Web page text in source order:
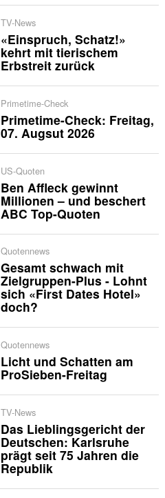
TV-News
«Einspruch, Schatz!»
kehrt mit tierischem
Erbstreit zurück
Primetime-Check
Primetime-Check: Freitag,
07. Augsut 2026
US-Quoten
Ben Affleck gewinnt
Millionen – und beschert
ABC Top-Quoten
Quotennews
Gesamt schwach mit
Zielgruppen-Plus - Lohnt
sich «First Dates Hotel»
doch?
Quotennews
Licht und Schatten am
ProSieben-Freitag
TV-News
Das Lieblingsgericht der
Deutschen: Karlsruhe
prägt seit 75 Jahren die
Republik